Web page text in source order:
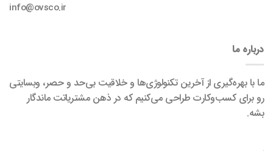
info@ovsco.ir
درباره ما
ما با بهره‌گیری از آخرین تکنولوژی‌ها و خلاقیت بی‌حد و حصر، وبسایتی
رو برای کسب‌وکارت طراحی می‌کنیم که در ذهن مشتریاتت ماندگار
بشه.